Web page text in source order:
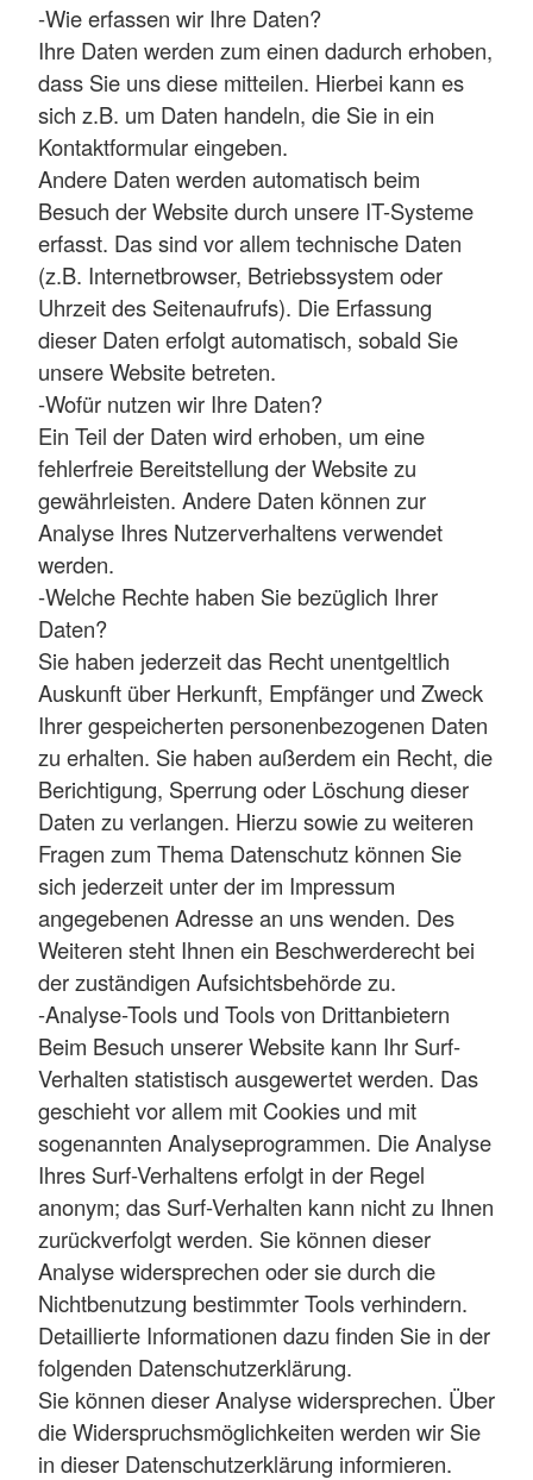
-Wie erfassen wir Ihre Daten?
Ihre Daten werden zum einen dadurch erhoben,
dass Sie uns diese mitteilen. Hierbei kann es
sich z.B. um Daten handeln, die Sie in ein
Kontaktformular eingeben.
Andere Daten werden automatisch beim
Besuch der Website durch unsere IT-Systeme
erfasst. Das sind vor allem technische Daten
(z.B. Internetbrowser, Betriebssystem oder
Uhrzeit des Seitenaufrufs). Die Erfassung
dieser Daten erfolgt automatisch, sobald Sie
unsere Website betreten.
-Wofür nutzen wir Ihre Daten?
Ein Teil der Daten wird erhoben, um eine
fehlerfreie Bereitstellung der Website zu
gewährleisten. Andere Daten können zur
Analyse Ihres Nutzerverhaltens verwendet
werden.
-Welche Rechte haben Sie bezüglich Ihrer
Daten?
Sie haben jederzeit das Recht unentgeltlich
Auskunft über Herkunft, Empfänger und Zweck
Ihrer gespeicherten personenbezogenen Daten
zu erhalten. Sie haben außerdem ein Recht, die
Berichtigung, Sperrung oder Löschung dieser
Daten zu verlangen. Hierzu sowie zu weiteren
Fragen zum Thema Datenschutz können Sie
sich jederzeit unter der im Impressum
angegebenen Adresse an uns wenden. Des
Weiteren steht Ihnen ein Beschwerderecht bei
der zuständigen Aufsichtsbehörde zu.
-Analyse-Tools und Tools von Drittanbietern
Beim Besuch unserer Website kann Ihr Surf-
Verhalten statistisch ausgewertet werden. Das
geschieht vor allem mit Cookies und mit
sogenannten Analyseprogrammen. Die Analyse
Ihres Surf-Verhaltens erfolgt in der Regel
anonym; das Surf-Verhalten kann nicht zu Ihnen
zurückverfolgt werden. Sie können dieser
Analyse widersprechen oder sie durch die
Nichtbenutzung bestimmter Tools verhindern.
Detaillierte Informationen dazu finden Sie in der
folgenden Datenschutzerklärung.
Sie können dieser Analyse widersprechen. Über
die Widerspruchsmöglichkeiten werden wir Sie
in dieser Datenschutzerklärung informieren.